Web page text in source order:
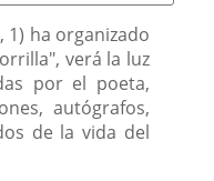
1) ha organizado
verá la luz
por el poeta,
autógrafos,
de la vida del